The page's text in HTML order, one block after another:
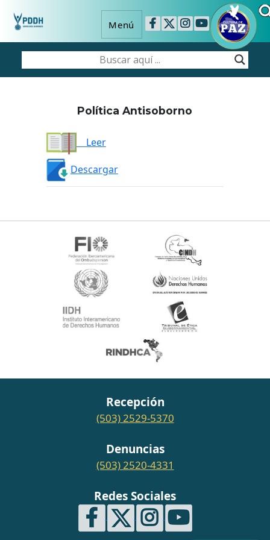
Menú
Política Antisoborno
Leer
Descargar
Recepción
(503) 2529-5370
Denuncias
(503) 2520-4331
Redes Sociales